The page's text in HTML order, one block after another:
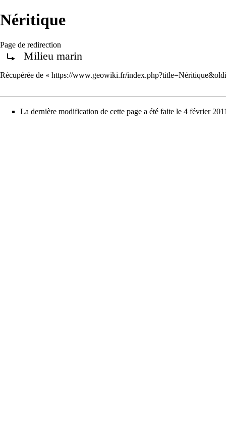
Néritique
Page de redirection
Rediriger vers :
Milieu marin
Récupérée de « https://www.geowiki.fr/
La dernière modification de cette page a été faite le 4 février